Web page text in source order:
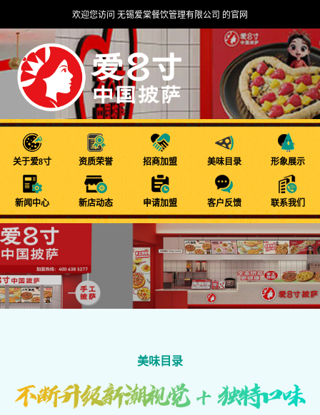
欢迎您访问 无锡爱棠餐饮管理有限公司 的官网
关于爱8寸 资质荣誉 招商加盟 美味目录 形象展示
新闻中心 新店动态 申请加盟 客户反馈 联系我们
美味目录